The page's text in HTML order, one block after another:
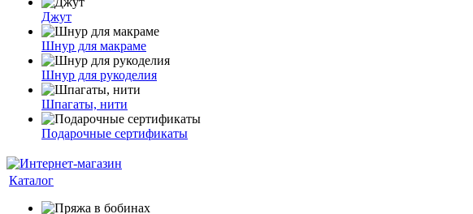
Джут
Шнур для макраме
Шнур для рукоделия
Шпагаты, нити
Подарочные сертификаты
Каталог